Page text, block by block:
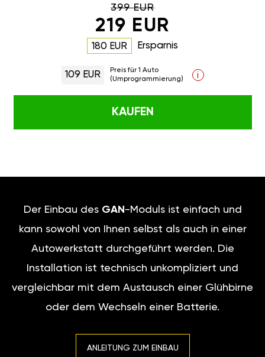
399 EUR
219 EUR
180 EUR Ersparnis
109 EUR
Preis für 1 Auto
(Umprogrammierung)
i
KAUFEN
Der Einbau des GAN -Moduls ist einfach und
kann sowohl von Ihnen selbst als auch in einer
Autowerkstatt durchgeführt werden. Die
Installation ist technisch unkompliziert und
vergleichbar mit dem Austausch einer Glühbirne
oder dem Wechseln einer Batterie.
ANLEITUNG ZUM EINBAU